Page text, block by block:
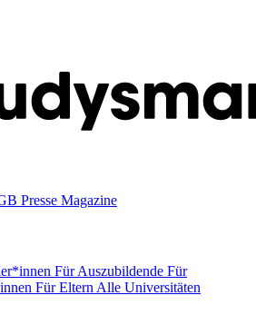
Presse Magazine
Für Auszubildende Für
Für Eltern Alle Universitäten